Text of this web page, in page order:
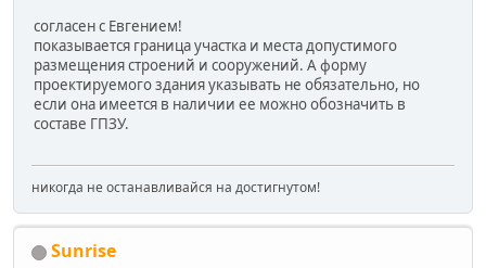
согласен с Евгением!
показывается граница участка и места допустимого
размещения строений и сооружений. А форму
проектируемого здания указывать не обязательно, но
если она имеется в наличии ее можно обозначить в
составе ГПЗУ.
никогда не останавливайся на достигнутом!
Sunrise